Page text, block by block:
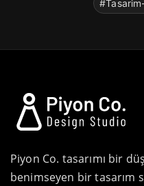
Piyon Co. tasarımı bir
benimseyen bir tasarım